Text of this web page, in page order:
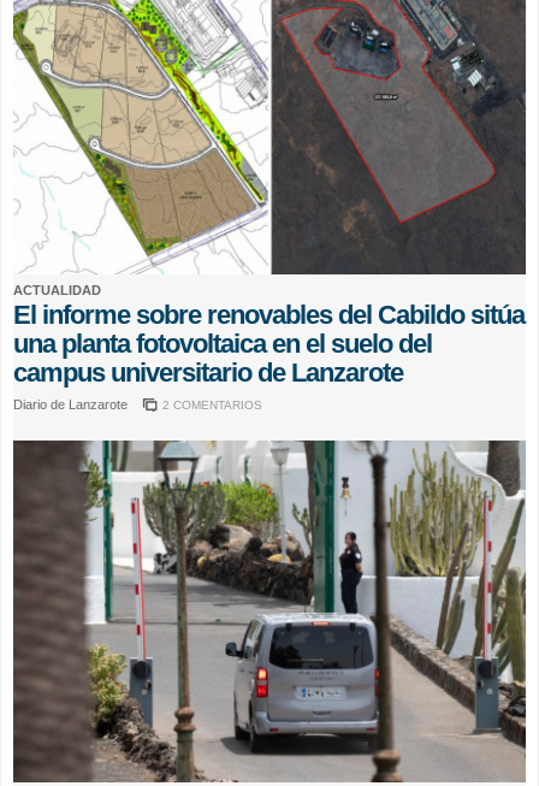
ACTUALIDAD
El informe sobre renovables del Cabildo sitúa
una planta fotovoltaica en el suelo del
campus universitario de Lanzarote
Diario de Lanzarote 2 COMENTARIOS